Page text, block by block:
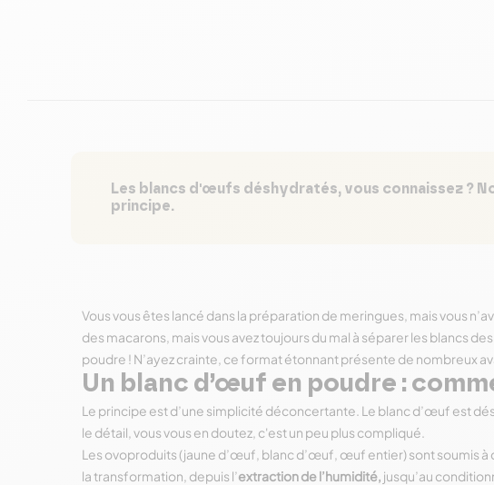
Les blancs d'œufs déshydratés, vous connaissez ?
principe.
Vous vous êtes lancé dans la préparation de meringues, mais vous
des macarons, mais vous avez toujours du mal à séparer les blancs
poudre ! N’ayez crainte, ce format étonnant présente de nombreux
Un blanc d’œuf en poudre :
Le principe est d’une simplicité déconcertante. Le blanc d’œuf est
le détail, vous vous en doutez, c'est un peu plus compliqué.
Les ovoproduits (jaune d’œuf, blanc d’œuf, œuf entier) sont soumis
la transformation, depuis l’extraction de l’humidité, jusqu’au